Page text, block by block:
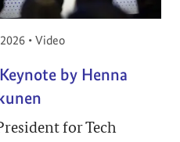
am:
• Video
by Henna
for Tech